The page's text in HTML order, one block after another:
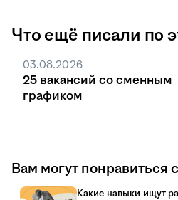
Что ещё писали по
03.08.2026
25 вакансий со сменным
графиком
Вам могут понравиться
Какие навыки ищут